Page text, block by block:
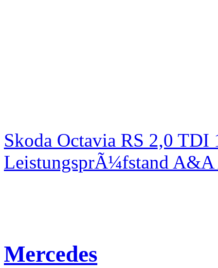
Skoda Octavia RS 2,0
LeistungsprÃ¼fstand
Mercedes